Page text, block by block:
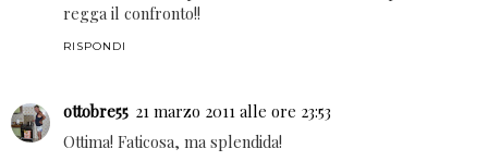
Mocchina
RISPONDI